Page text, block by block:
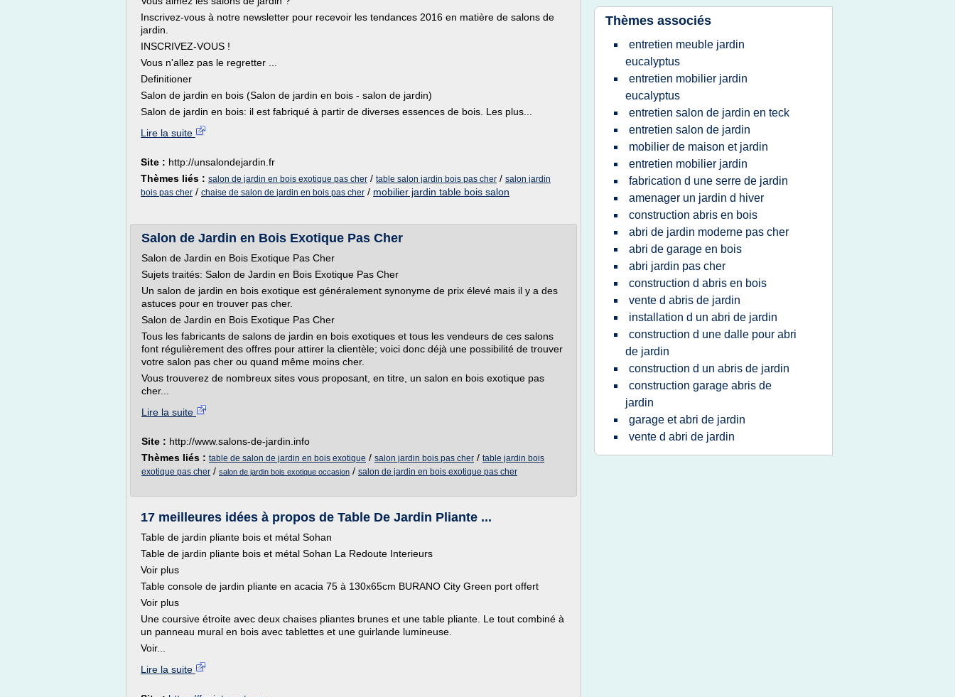
Inscrivez-vous à notre newsletter pour recevoir les tendances 2016 en matière de salons de
jardin.
INSCRIVEZ-VOUS !
Vous n'allez pas le regretter ...
Definitioner
Salon de jardin en bois (Salon de jardin en bois - salon de jardin)
Salon de jardin en bois: il est fabriqué à partir de diverses essences de bois. Les plus...
Lire la suite
Site : http://unsalondejardin.fr
Thèmes liés : salon de jardin en bois exotique pas cher / table salon jardin bois pas cher / salon jardin
bois pas cher / chaise de salon de jardin en bois pas cher / mobilier jardin table bois salon
Salon de Jardin en Bois Exotique Pas Cher
Salon de Jardin en Bois Exotique Pas Cher
Sujets traités: Salon de Jardin en Bois Exotique Pas Cher
Un salon de jardin en bois exotique est généralement synonyme de prix élevé mais il y a des
astuces pour en trouver pas cher.
Salon de Jardin en Bois Exotique Pas Cher
Tous les fabricants de salons de jardin en bois exotiques et tous les vendeurs de ces salons
font régulièrement des offres pour attirer la clientèle; voici donc déjà une possibilité de trouver
votre salon pas cher ou quand même moins cher.
Vous trouverez de nombreux sites vous proposant, en titre, un salon en bois exotique pas
cher...
Lire la suite
Site : http://www.salons-de-jardin.info
Thèmes liés : table de salon de jardin en bois exotique / salon jardin bois pas cher / table jardin bois
exotique pas cher / salon de jardin bois exotique occasion / salon de jardin en bois exotique pas cher
17 meilleures idées à propos de Table De Jardin Pliante ...
Table de jardin pliante bois et métal Sohan
Table de jardin pliante bois et métal Sohan La Redoute Interieurs
Voir plus
Table console de jardin pliante en acacia 75 à 130x65cm BURANO City Green port offert
Voir plus
Une coursive étroite avec deux chaises pliantes brunes et une table pliante. Le tout combiné à
un panneau mural en bois avec tablettes et une guirlande lumineuse.
Voir...
Lire la suite
Thèmes associés
entretien meuble jardin
eucalyptus
entretien mobilier jardin
eucalyptus
entretien salon de jardin en teck
entretien salon de jardin
mobilier de maison et jardin
entretien mobilier jardin
fabrication d une serre de jardin
amenager un jardin d hiver
construction abris en bois
abri de jardin moderne pas cher
abri de garage en bois
abri jardin pas cher
construction d abris en bois
vente d abris de jardin
installation d un abri de jardin
construction d une dalle pour abri
de jardin
construction d un abris de jardin
construction garage abris de
jardin
garage et abri de jardin
vente d abri de jardin